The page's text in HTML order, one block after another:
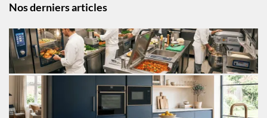
Nos derniers articles